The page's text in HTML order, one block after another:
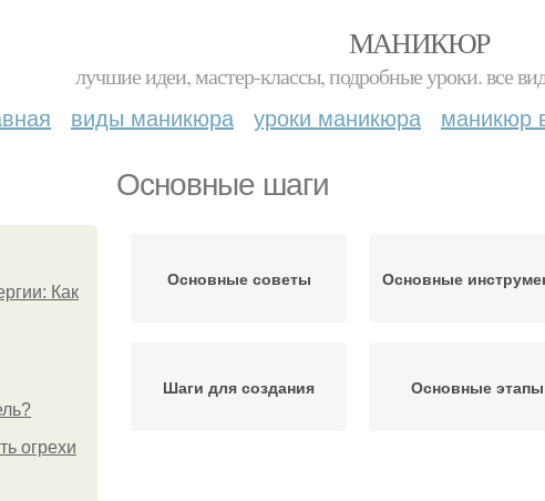
МАНИКЮР
лучшие идеи, мастер-классы, подробные уроки. все
виды маникюра уроки маникюра маникюр
Основные шаги
Как
огрехи
Основные советы Основные
Шаги для создания Основные этапы